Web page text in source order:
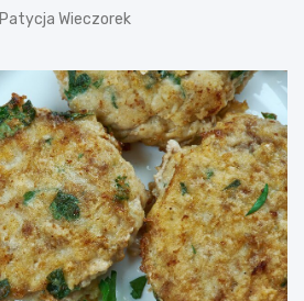
Patycja Wieczorek